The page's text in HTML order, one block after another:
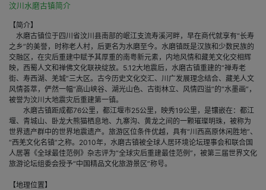
汶川水磨古镇简介
【简介】
水磨古镇位于四川省汶川县南部的岷江支流寿溪河畔，早在商代就享有“长寿
之乡”的美誉，时称老人村，后更名为水磨至今。水磨镇既是汉族和少数民族的
交融区，在灾后重建中赋予其厚重的南粤新元素，内地风情和藏羌文化交相辉
映，西蜀人文和禅佛文化联袂绽放。5.12大地震后，水磨古镇重建的“禅寿老
街、寿西湖、羌城”三大区。古今历史文化交汇、川广发展理念结合、藏羌人文
风情荟萃，俨然一幅“高山峡谷、湖光山色、古街林立、风情四溢”的“水墨画”，
被誉为汶川大地震灾后重建第一镇。
水磨古镇距成都76公里，都江堰市25公里，映秀19公里，是镶嵌在：都江
堰、青城山、卧龙大熊猫栖息地、九寨沟、黄龙之间的一颗璀璨明珠，被称为
世界遗产群中的世界地震遗产。旅游区位条件优越，具有“川西高原休闲胜地”、
“西羌文化名镇”之称。2010年，水磨古镇被全球人居环境论坛理事会和联合国
人居署《全球最佳范例》杂志评为“全球灾后重建最佳范例”，被第三届世界文化
旅游论坛组委会授予“中国精品文化旅游景区”称号。
【地理位置】